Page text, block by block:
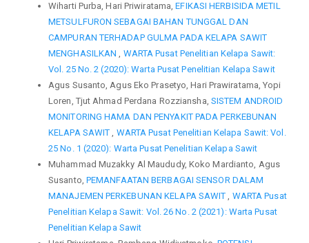
Wiharti Purba, Hari Priwiratama,EFIKASI HERBISIDA METIL
METSULFURON SEBAGAI BAHAN TUNGGAL DAN
CAMPURAN TERHADAP GULMA PADA KELAPA SAWIT
MENGHASILKAN, WARTA Pusat Penelitian Kelapa Sawit:
Vol. 25 No. 2 (2020): Warta Pusat Penelitian Kelapa Sawit
Agus Susanto, Agus Eko Prasetyo, Hari Prawiratama, Yopi
Loren, Tjut Ahmad Perdana Rozziansha, SISTEM ANDROID
MONITORING HAMA DAN PENYAKIT PADA PERKEBUNAN
KELAPA SAWIT, WARTA Pusat Penelitian Kelapa Sawit: Vol.
25 No. 1 (2020): Warta Pusat Penelitian Kelapa Sawit
Muhammad Muzakky Al Maududy, Koko Mardianto, Agus
Susanto, PEMANFAATAN BERBAGAI SENSOR DALAM
MANAJEMEN PERKEBUNAN KELAPA SAWIT, WARTA Pusat
Penelitian Kelapa Sawit: Vol. 26 No. 2 (2021): Warta Pusat
Penelitian Kelapa Sawit